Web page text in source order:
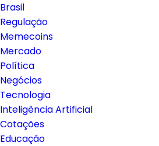
Brasil
Regulação
Memecoins
Mercado
Política
Negócios
Tecnologia
Inteligência Artificial
Cotações
Educação